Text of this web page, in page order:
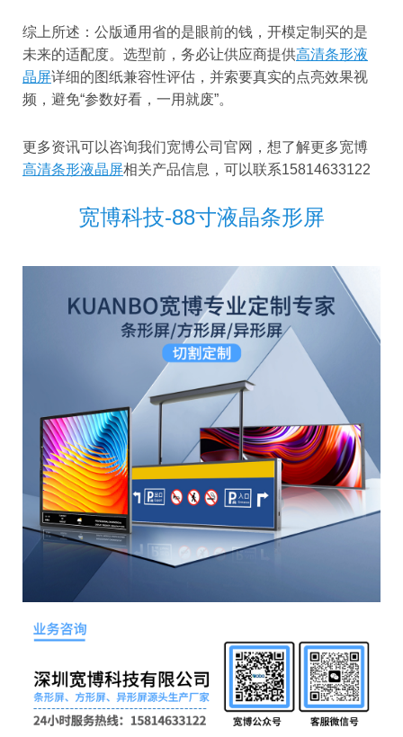
综上所述：公版通用省的是眼前的钱，开模定制买的是
未来的适配度。选型前，务必让供应商提供高清条形液
晶屏详细的图纸兼容性评估，并索要真实的点亮效果视
频，避免“参数好看，一用就废”。
更多资讯可以咨询我们宽博公司官网，想了解更多宽博
高清条形液晶屏相关产品信息，可以联系15814633122
宽博科技-88寸液晶条形屏